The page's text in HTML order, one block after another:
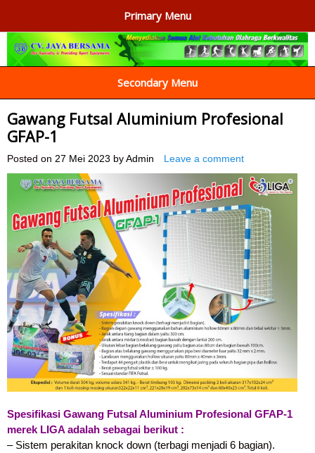
Primary Menu
AGEN ALAT OLAHRAGA
Menyediakan Alat Olahraga Terlengkap di Indonesia
Secondary Menu
Gawang Futsal Aluminium Profesional
GFAP-1
Posted on 27 Mei 2023 by Admin Leave a comment
Spesifikasi Gawang Futsal Aluminium Profesional GFAP-1
merek LIGA adalah sebagai berikut :
– Sistem perakitan knock down (terbagi menjadi 6 bagian).